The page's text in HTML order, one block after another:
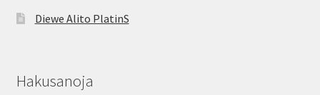
Diewe Alito PlatinS
Hakusanoja